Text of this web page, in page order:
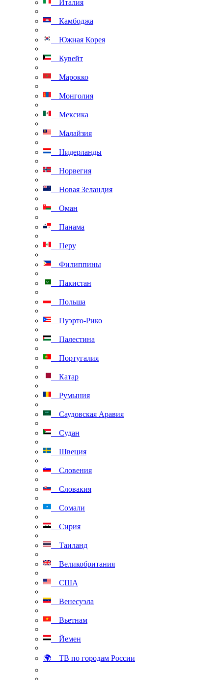
Италия
Камбоджа
Южная Корея
Кувейт
Марокко
Монголия
Мексика
Малайзия
Нидерланды
Норвегия
Новая Зеландия
Оман
Панама
Перу
Филиппины
Пакистан
Польша
Пуэрто-Рико
Палестина
Португалия
Катар
Румыния
Саудовская Аравия
Судан
Швеция
Словения
Словакия
Сомали
Сирия
Таиланд
Великобритания
США
Венесуэла
Вьетнам
Йемен
🌍 ТВ по городам России